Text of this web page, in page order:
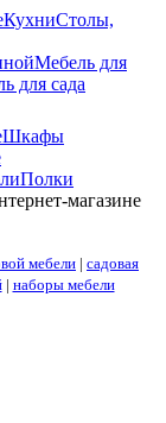
КухниСтолы,
Мебель для
для сада
Шкафы
Полки
магазине
мебели | садовая
| наборы мебели